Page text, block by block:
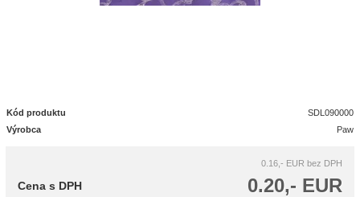
Kód produktu
SDL090000
Výrobca
Paw
0.16,- EUR bez DPH
0.20,- EUR
Cena s DPH